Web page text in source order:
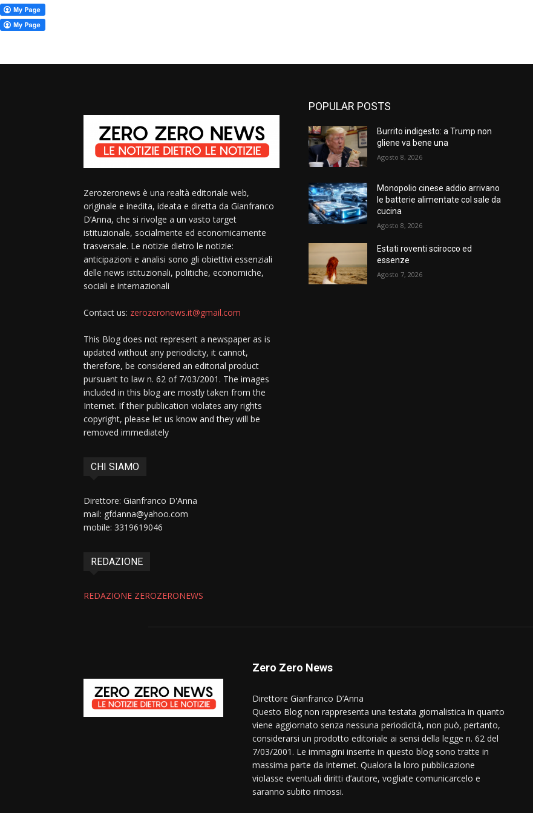
Zerozeronews è una realtà editoriale web,
originale e inedita, ideata e diretta da Gianfranco
D’Anna, che si rivolge a un vasto target
istituzionale, socialmente ed economicamente
trasversale. Le notizie dietro le notizie:
anticipazioni e analisi sono gli obiettivi essenziali
delle news istituzionali, politiche, economiche,
sociali e internazionali
Contact us: zerozeronews.it@gmail.com
This Blog does not represent a newspaper as is
updated without any periodicity, it cannot,
therefore, be considered an editorial product
pursuant to law n. 62 of 7/03/2001. The images
included in this blog are mostly taken from the
Internet. If their publication violates any rights
copyright, please let us know and they will be
removed immediately
CHI SIAMO
Direttore: Gianfranco D'Anna
mail: gfdanna@yahoo.com
mobile: 3319619046
REDAZIONE
REDAZIONE ZEROZERONEWS
POPULAR POSTS
Burrito indigesto: a Trump non
gliene va bene una
Agosto 8, 2026
Monopolio cinese addio arrivano
le batterie alimentate col sale da
cucina
Agosto 8, 2026
Estati roventi scirocco ed
essenze
Agosto 7, 2026
Zero Zero News
Direttore Gianfranco D’Anna
Questo Blog non rappresenta una testata giornalistica in quanto
viene aggiornato senza nessuna periodicità, non può, pertanto,
considerarsi un prodotto editoriale ai sensi della legge n. 62 del
7/03/2001. Le immagini inserite in questo blog sono tratte in
massima parte da Internet. Qualora la loro pubblicazione
violasse eventuali diritti d’autore, vogliate comunicarcelo e
saranno subito rimossi.